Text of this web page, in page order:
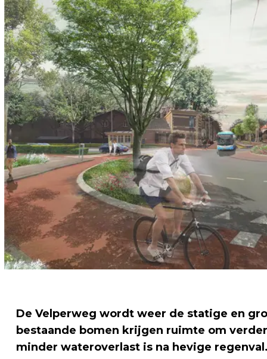
De Velperweg wordt weer de statige en
bestaande bomen krijgen ruimte om
minder wateroverlast is na hevige